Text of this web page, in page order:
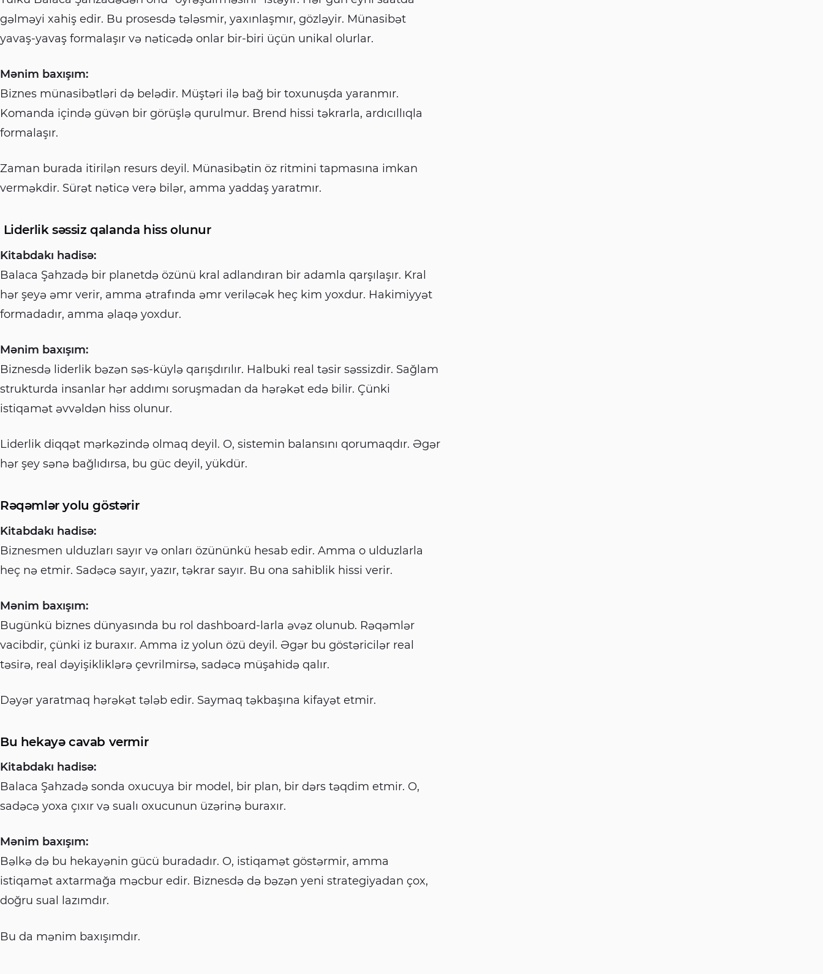
gəlməyi xahiş edir. Bu prosesdə tələsmir, yaxınlaşmır, gözləyir. Münasibət
yavaş-yavaş formalaşır və nəticədə onlar bir-biri üçün unikal olurlar.
Mənim baxışım:
Biznes münasibətləri də belədir. Müştəri ilə bağ bir toxunuşda yaranmır.
Komanda içində güvən bir görüşlə qurulmur. Brend hissi təkrarla, ardıcıllıqla
formalaşır.
Zaman burada itirilən resurs deyil. Münasibətin öz ritmini tapmasına imkan
verməkdir. Sürət nəticə verə bilər, amma yaddaş yaratmır.
Liderlik səssiz qalanda hiss olunur
Kitabdakı hadisə:
Balaca Şahzadə bir planetdə özünü kral adlandıran bir adamla qarşılaşır. Kral
hər şeyə əmr verir, amma ətrafında əmr veriləcək heç kim yoxdur. Hakimiyyət
formadadır, amma əlaqə yoxdur.
Mənim baxışım:
Biznesdə liderlik bəzən səs-küylə qarışdırılır. Halbuki real təsir səssizdir. Sağlam
strukturda insanlar hər addımı soruşmadan da hərəkət edə bilir. Çünki
istiqamət əvvəldən hiss olunur.
Liderlik diqqət mərkəzində olmaq deyil. O, sistemin balansını qorumaqdır. Əgər
hər şey sənə bağlıdırsa, bu güc deyil, yükdür.
Rəqəmlər yolu göstərir
Kitabdakı hadisə:
Biznesmen ulduzları sayır və onları özününkü hesab edir. Amma o ulduzlarla
heç nə etmir. Sadəcə sayır, yazır, təkrar sayır. Bu ona sahiblik hissi verir.
Mənim baxışım:
Bugünkü biznes dünyasında bu rol dashboard-larla əvəz olunub. Rəqəmlər
vacibdir, çünki iz buraxır. Amma iz yolun özü deyil. Əgər bu göstəricilər real
təsirə, real dəyişikliklərə çevrilmirsə, sadəcə müşahidə qalır.
Dəyər yaratmaq hərəkət tələb edir. Saymaq təkbaşına kifayət etmir.
Bu hekayə cavab vermir
Kitabdakı hadisə:
Balaca Şahzadə sonda oxucuya bir model, bir plan, bir dərs təqdim etmir. O,
sadəcə yoxa çıxır və sualı oxucunun üzərinə buraxır.
Mənim baxışım:
Bəlkə də bu hekayənin gücü buradadır. O, istiqamət göstərmir, amma
istiqamət axtarmağa məcbur edir. Biznesdə də bəzən yeni strategiyadan çox,
doğru sual lazımdır.
Bu da mənim baxışımdır.